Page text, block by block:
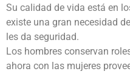
Su calidad de vida está en
existe una gran necesidad
les da seguridad.
Los hombres conservan
ahora con las mujeres